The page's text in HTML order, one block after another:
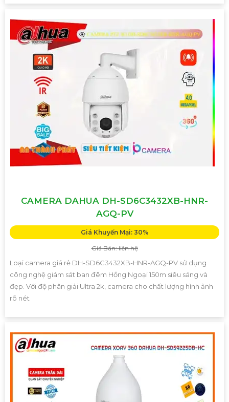
CAMERA DAHUA DH-SD6C3432XB-HNR-
AGQ-PV
Giá Khuyến Mại: 30%
Giá Bán: liên hệ
Loại camera giá rẻ DH-SD6C3432XB-HNR-AGQ-PV sử dụng
công nghệ giám sát ban đêm Hồng Ngoại 150m siêu sáng và
đẹp. Với độ phân giải Ultra 2k, camera cho chất lượng hình ảnh
rõ nét